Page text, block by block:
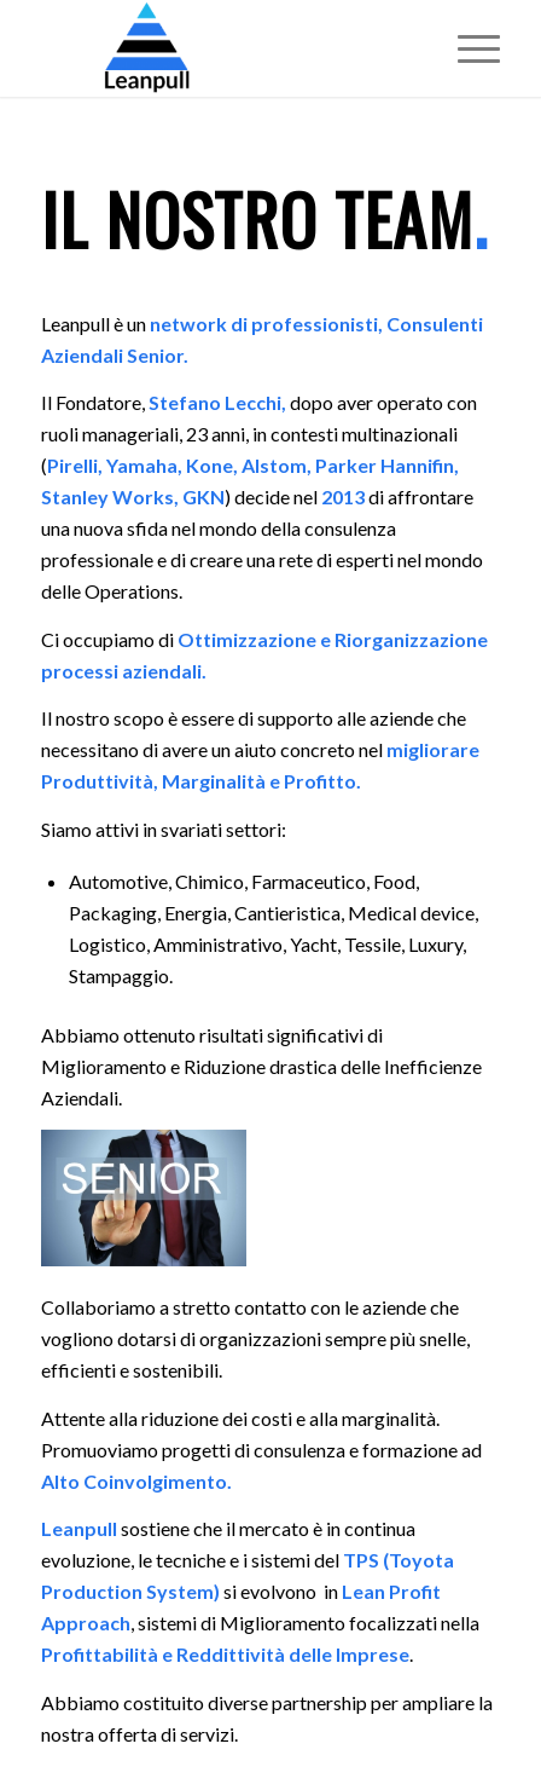
IL NOSTRO TEAM.
Leanpull è un network di professionisti, Consulenti
Aziendali Senior.
Il Fondatore,Stefano Lecchi, dopo aver operato con
ruoli manageriali, 23 anni, in contesti multinazionali
(Pirelli, Yamaha, Kone, Alstom, Parker Hannifin,
Stanley Works, GKN) decide nel2013di affrontare
una nuova sfida nel mondo della consulenza
professionale e di creare una rete di esperti nel mondo
delle Operations.
Ci occupiamo di Ottimizzazione e Riorganizzazione
processi aziendali.
Il nostro scopo è essere di supporto alle aziende che
necessitano di avere un aiuto concreto nel migliorare
Produttività, Marginalità e Profitto.
Siamo attivi in svariati settori:
Automotive, Chimico, Farmaceutico, Food,
Packaging, Energia, Cantieristica, Medical device,
Logistico, Amministrativo, Yacht, Tessile, Luxury,
Stampaggio.
Abbiamo ottenuto risultati significativi di
Miglioramento e Riduzione drastica delle Inefficienze
Aziendali.
Collaboriamo a stretto contatto con le aziende che
vogliono dotarsi di organizzazioni sempre più snelle,
efficienti e sostenibili.
Attente alla riduzione dei costi e alla marginalità.
Promuoviamo progetti di consulenza e formazione ad
Alto Coinvolgimento.
Leanpull sostiene che il mercato è in continua
evoluzione, le tecniche e i sistemi del TPS (Toyota
Production System) si evolvono in Lean Profit
Approach, sistemi di Miglioramento focalizzati nella
Profittabilità e Reddittività delle Imprese.
Abbiamo costituito diverse partnership per ampliare la
nostra offerta di servizi.